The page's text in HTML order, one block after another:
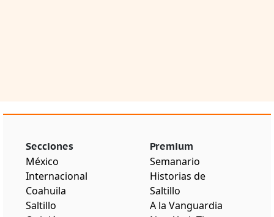
Secciones
México
Internacional
Coahuila
Saltillo
Premium
Semanario
Historias de
Saltillo
A la Vanguardia